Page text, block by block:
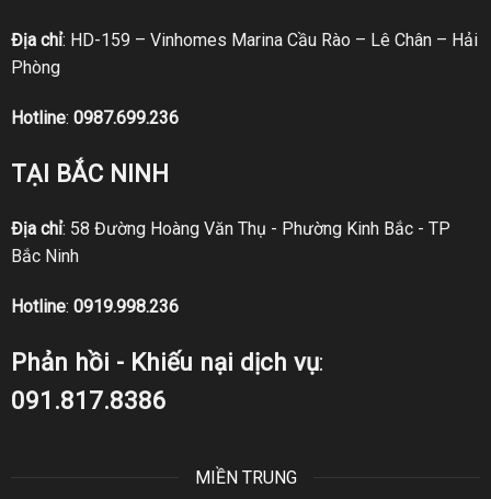
Địa chỉ: HD-159 – Vinhomes Marina Cầu Rào – Lê Chân – Hải
Phòng
Hotline: 0987.699.236
TẠI BẮC NINH
Địa chỉ: 58 Đường Hoàng Văn Thụ - Phường Kinh Bắc - TP
Bắc Ninh
Hotline: 0919.998.236
Phản hồi - Khiếu nại dịch vụ:
091.817.8386
MIỀN TRUNG